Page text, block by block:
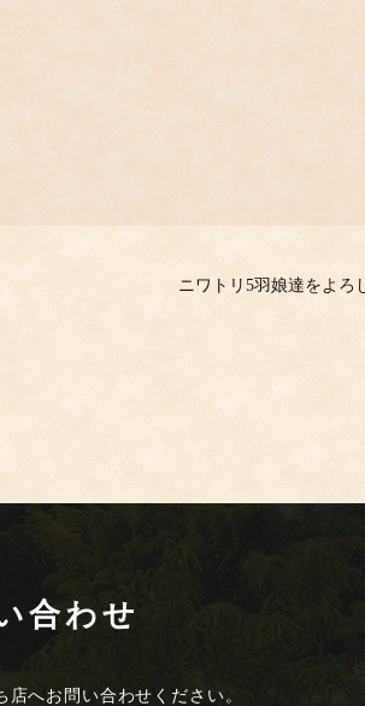
ニワトリ5羽娘達をよろ
合わせ
店へお問い合わせください。